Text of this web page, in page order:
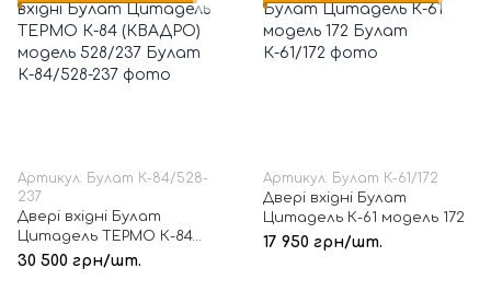
Артикул: Булат К-84/528-
237
Двері вхідні Булат
Цитадель ТЕРМО К-84
(КВАДРО) модель 528/237
30 500 грн/шт.
Артикул: Булат К-61/172
Двері вхідні Булат
Цитадель К-61 модель 172
17 950 грн/шт.